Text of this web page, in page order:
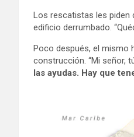
Los rescatistas les piden
edificio derrumbado.
Poco después, el mismo
construcción. “Mi señor,
las ayudas. Hay que